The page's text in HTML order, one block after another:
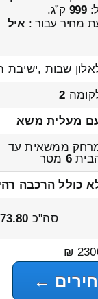
999 ק”ג.
מחיר עבור : איל
שבות ,ישיבת
2
מעלית משא
ממשאית עד
6 מטר
כולל הרכבה
סה"כ
←